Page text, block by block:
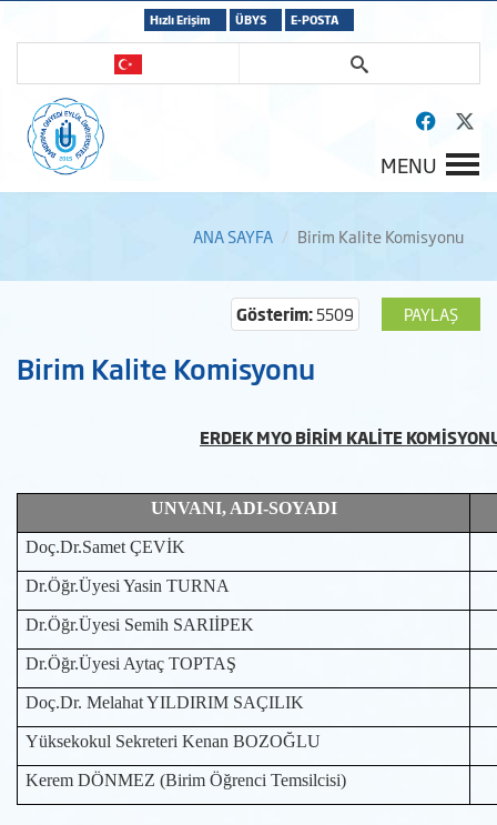
Hızlı Erişim ÜBYS E-POSTA
MENU
ANA SAYFA Birim Kalite Komisyonu
PAYLAŞ
Gösterim:5509
Birim Kalite Komisyonu
ERDEK MYO BİRİM KALİTE
UNVANI, ADI-SOYADI
Doç.Dr.Samet ÇEVİK
Dr.Öğr.Üyesi Yasin TURNA
Dr.Öğr.Üyesi Semih SARIİPEK
Dr.Öğr.Üyesi Aytaç TOPTAŞ
Doç.Dr. Melahat YILDIRIM SAÇILIK
Yüksekokul Sekreteri Kenan BOZOĞLU
Kerem DÖNMEZ (Birim Öğrenci Temsilcisi)